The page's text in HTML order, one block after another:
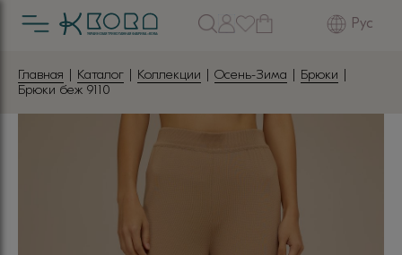
Рус
Главная | Каталог | Коллекции | Осень-Зима | Брюки |
Брюки беж 9110